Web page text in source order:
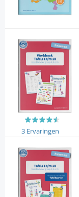
3 Ervaringen